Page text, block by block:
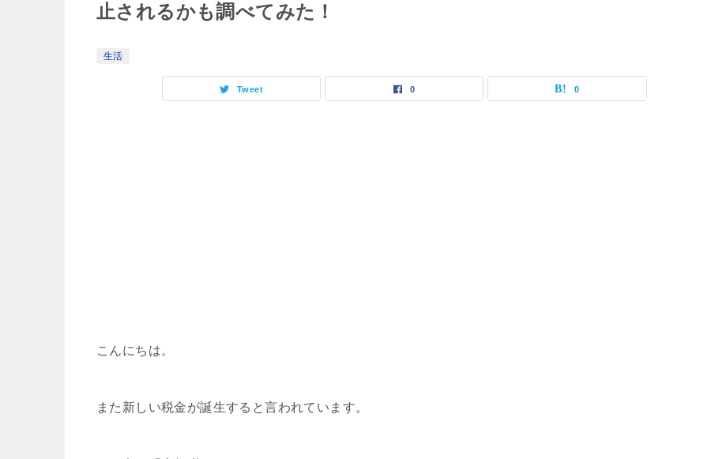
止されるかも調べてみた！
生活
Tweet 0 0
こんにちは。
また新しい税金が誕生すると言われています。